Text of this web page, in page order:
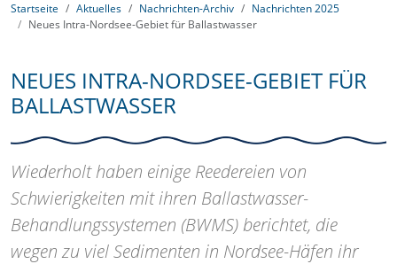
Startseite Aktuelles Nachrichten-Archiv
Nachrichten 2025
Neues Intra-Nordsee-Gebiet für Ballastwasser
NEUES INTRA-NORDSEE-GEBIET FÜR
BALLASTWASSER
Wiederholt haben einige Reedereien von
Schwierigkeiten mit ihren Ballastwasser-
Behandlungssystemen (BWMS) berichtet, die
wegen zu viel Sedimenten in Nordsee-Häfen ihr